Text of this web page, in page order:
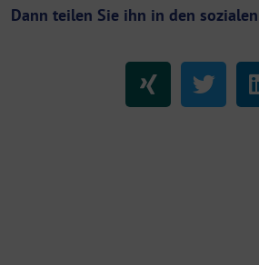
Dann teilen Sie ihn in den